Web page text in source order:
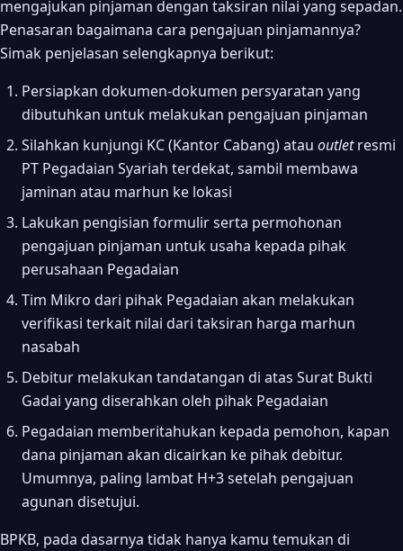
mengajukan pinjaman dengan taksiran nilai yang sepadan.
Penasaran bagaimana cara pengajuan pinjamannya?
Simak penjelasan selengkapnya berikut:
Persiapkan dokumen-dokumen persyaratan yang
dibutuhkan untuk melakukan pengajuan pinjaman
Silahkan kunjungi KC (Kantor Cabang) atau outletresmi
PT Pegadaian Syariah terdekat, sambil membawa
jaminan atau marhun ke lokasi
Lakukan pengisian formulir serta permohonan
pengajuan pinjaman untuk usaha kepada pihak
perusahaan Pegadaian
Tim Mikro dari pihak Pegadaian akan melakukan
verifikasi terkait nilai dari taksiran harga marhun
nasabah
Debitur melakukan tandatangan di atas Surat Bukti
Gadai yang diserahkan oleh pihak Pegadaian
Pegadaian memberitahukan kepada pemohon, kapan
dana pinjaman akan dicairkan ke pihak debitur.
Umumnya, paling lambat H+3 setelah pengajuan
agunan disetujui.
BPKB, pada dasarnya tidak hanya kamu temukan di